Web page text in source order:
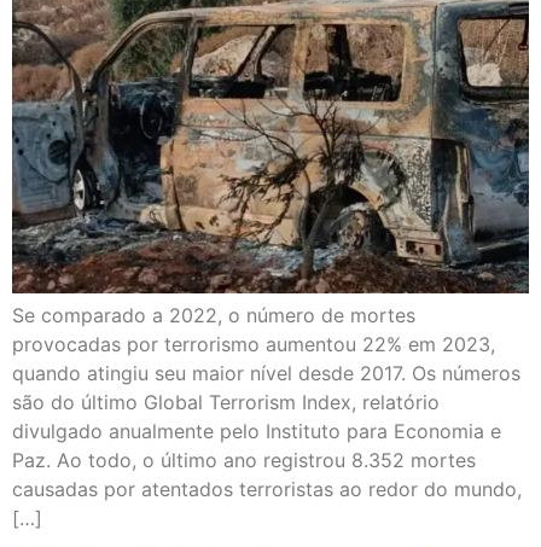
Se comparado a 2022, o número de mortes
provocadas por terrorismo aumentou 22% em 2023,
quando atingiu seu maior nível desde 2017. Os números
são do último Global Terrorism Index, relatório
divulgado anualmente pelo Instituto para Economia e
Paz. Ao todo, o último ano registrou 8.352 mortes
causadas por atentados terroristas ao redor do mundo,
[…]